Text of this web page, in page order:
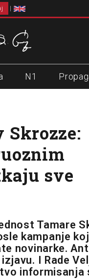
N1
sve
Tamare
kampanje
novinarke.
I Rade
informisanja